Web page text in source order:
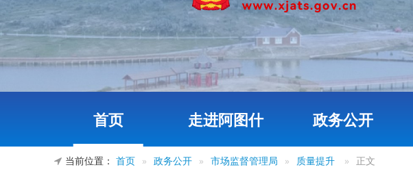
首页 走进阿图什 政务公开
当前位置： 首页 » 政务公开 » 市场监督管理局 » 质量提升 » 正文